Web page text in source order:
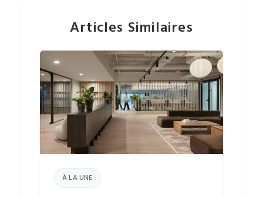
Articles Similaires
À LA UNE